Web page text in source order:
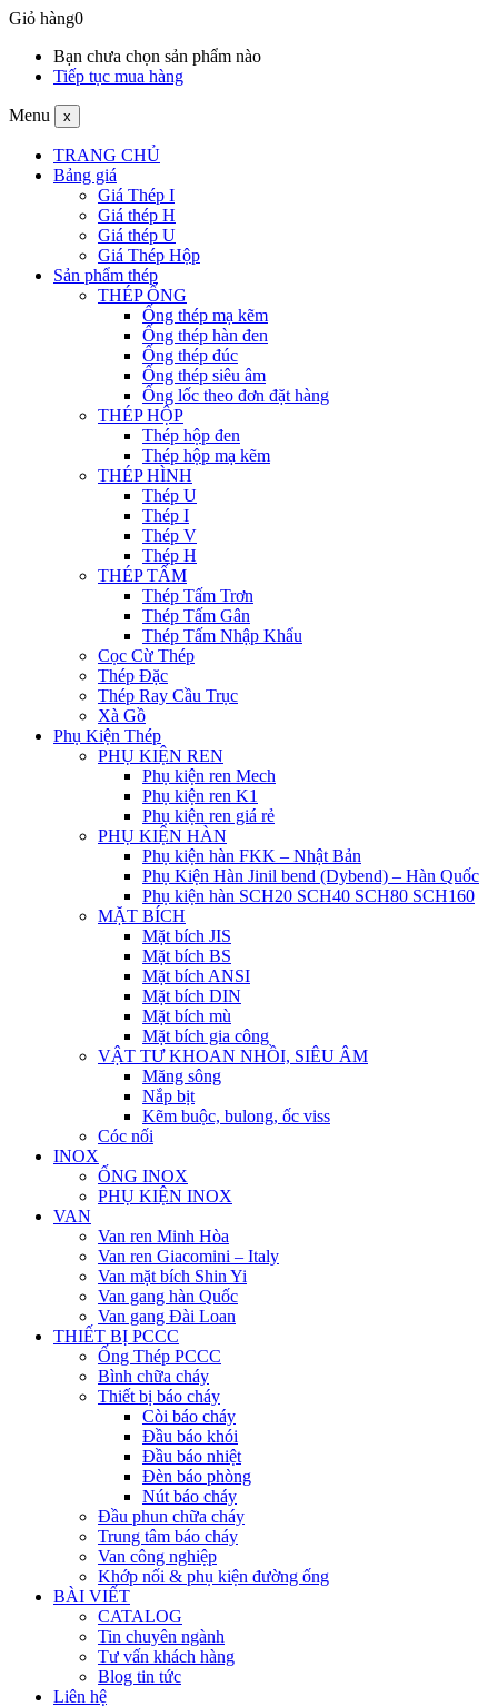
Giỏ hàng0
Bạn chưa chọn sản phẩm nào
Tiếp tục mua hàng
Menu x
TRANG CHỦ
Bảng giá
Giá Thép I
Giá thép H
Giá thép U
Giá Thép Hộp
Sản phẩm thép
THÉP ỐNG
Ống thép mạ kẽm
Ống thép hàn đen
Ống thép đúc
Ống thép siêu âm
Ống lốc theo đơn đặt hàng
THÉP HỘP
Thép hộp đen
Thép hộp mạ kẽm
THÉP HÌNH
Thép U
Thép I
Thép V
Thép H
THÉP TẤM
Thép Tấm Trơn
Thép Tấm Gân
Thép Tấm Nhập Khẩu
Cọc Cừ Thép
Thép Đặc
Thép Ray Cầu Trục
Xà Gồ
Phụ Kiện Thép
PHỤ KIỆN REN
Phụ kiện ren Mech
Phụ kiện ren K1
Phụ kiện ren giá rẻ
PHỤ KIỆN HÀN
Phụ kiện hàn FKK – Nhật Bản
Phụ Kiện Hàn Jinil bend (Dybend) – Hàn Quốc
Phụ kiện hàn SCH20 SCH40 SCH80 SCH160
MẶT BÍCH
Mặt bích JIS
Mặt bích BS
Mặt bích ANSI
Mặt bích DIN
Mặt bích mù
Mặt bích gia công
VẬT TƯ KHOAN NHỒI, SIÊU ÂM
Măng sông
Nắp bịt
Kẽm buộc, bulong, ốc viss
Cóc nối
INOX
ỐNG INOX
PHỤ KIỆN INOX
VAN
Van ren Minh Hòa
Van ren Giacomini – Italy
Van mặt bích Shin Yi
Van gang hàn Quốc
Van gang Đài Loan
THIẾT BỊ PCCC
Ống Thép PCCC
Bình chữa cháy
Thiết bị báo cháy
Còi báo cháy
Đầu báo khói
Đầu báo nhiệt
Đèn báo phòng
Nút báo cháy
Đầu phun chữa cháy
Trung tâm báo cháy
Van công nghiệp
Khớp nối & phụ kiện đường ống
BÀI VIẾT
CATALOG
Tin chuyên ngành
Tư vấn khách hàng
Blog tin tức
Liên hệ